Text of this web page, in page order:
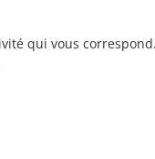
qui vous